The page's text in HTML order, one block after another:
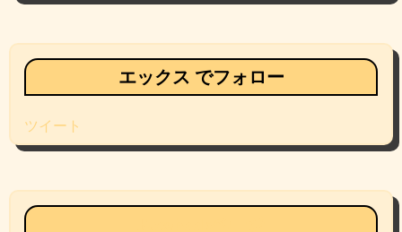
エックス でフォロー
ツイート